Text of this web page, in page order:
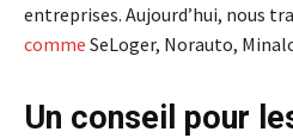
entreprises. Aujourd’hui, nous
comme SeLoger, Norauto,
Un conseil pour